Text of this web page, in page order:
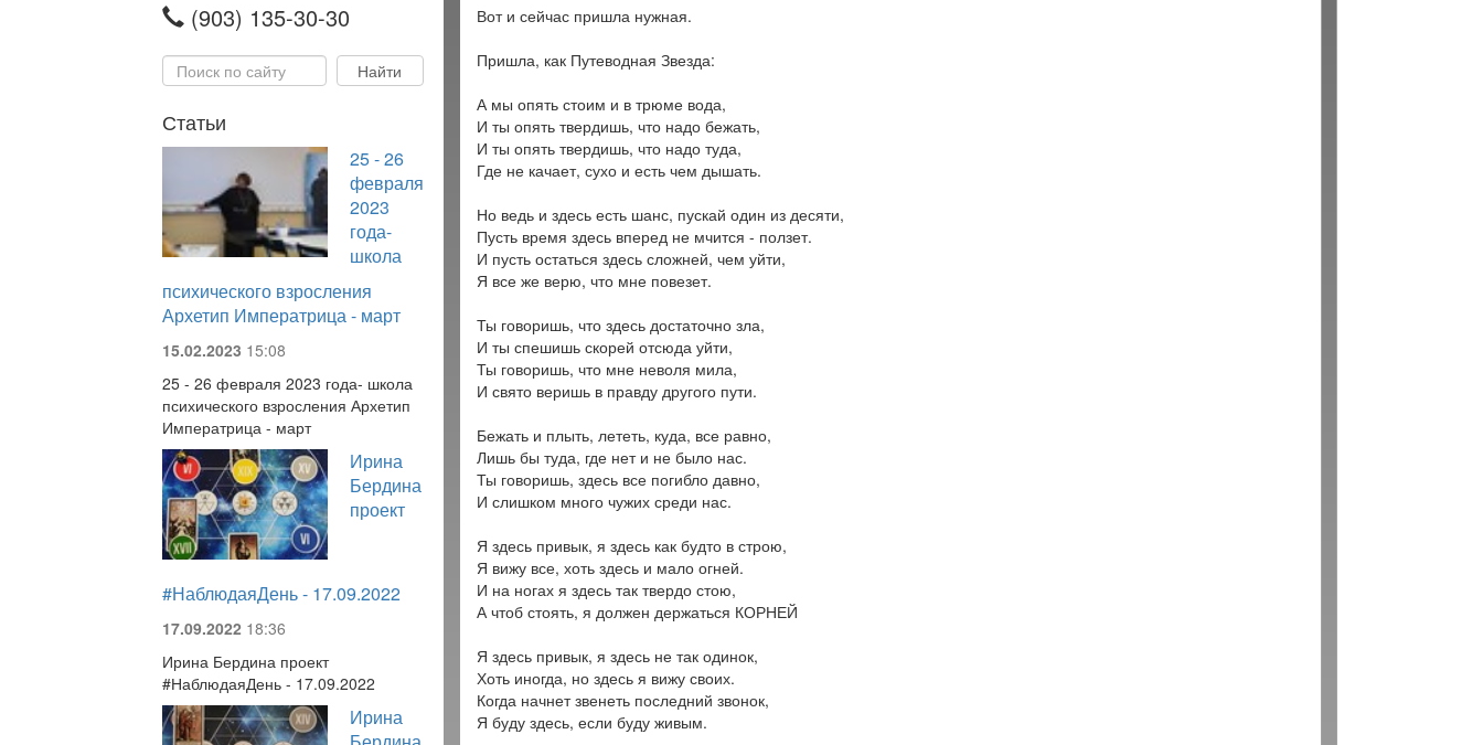
(903) 135-30-30
Статьи
25 - 26
февраля
2023
года-
школа
психического взросления
Архетип Императрица - март
15.02.2023 15:08
25 - 26 февраля 2023 года- школа
психического взросления Архетип
Императрица - март
Ирина
Бердина
проект
#НаблюдаяДень - 17.09.2022
17.09.2022 18:36
Ирина Бердина проект
#НаблюдаяДень - 17.09.2022
Ирина
Вот и сейчас пришла нужная.
Пришла, как Путеводная Звезда:
А мы опять стоим и в трюме вода,
И ты опять твердишь, что надо бежать,
И ты опять твердишь, что надо туда,
Где не качает, сухо и есть чем дышать.
Но ведь и здесь есть шанс, пускай один из десяти,
Пусть время здесь вперед не мчится - ползет.
И пусть остаться здесь сложней, чем уйти,
Я все же верю, что мне повезет.
Ты говоришь, что здесь достаточно зла,
И ты спешишь скорей отсюда уйти,
Ты говоришь, что мне неволя мила,
И свято веришь в правду другого пути.
Бежать и плыть, лететь, куда, все равно,
Лишь бы туда, где нет и не было нас.
Ты говоришь, здесь все погибло давно,
И слишком много чужих среди нас.
Я здесь привык, я здесь как будто в строю,
Я вижу все, хоть здесь и мало огней.
И на ногах я здесь так твердо стою,
А чтоб стоять, я должен держаться КОРНЕЙ
Я здесь привык, я здесь не так одинок,
Хоть иногда, но здесь я вижу своих.
Когда начнет звенеть последний звонок,
Я буду здесь, если буду живым.